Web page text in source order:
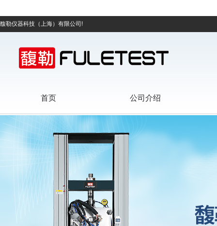
馥勒仪器科技（上海）有限公司!
首页 公司介绍